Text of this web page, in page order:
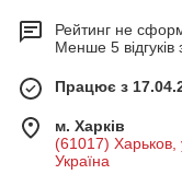
Рейтинг не
Менше 5 відгуків
Працює з
м. Харків
(61017) Харьков,
Україна